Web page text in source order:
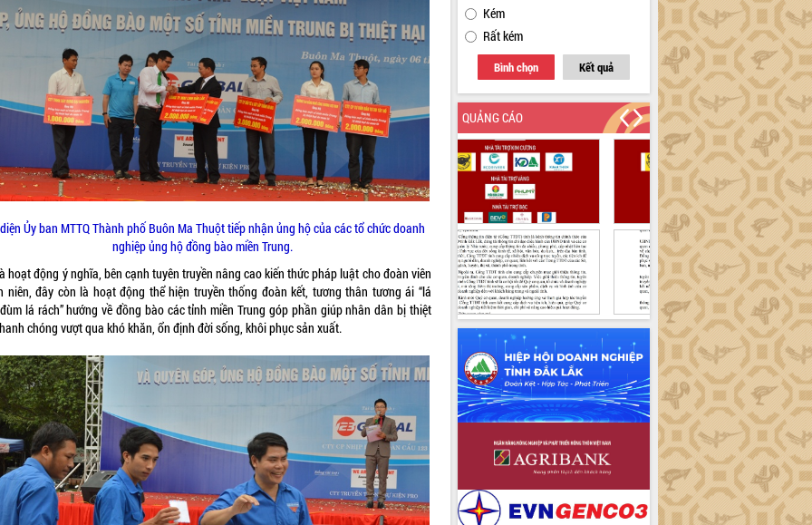
Ủy ban MTTQ Thành phố Buôn Ma Thuột tiếp nhận ủng hộ của các tổ chức doanh
nghiệp ủng hộ đồng bào miền Trung.
hoạt động ý nghĩa, bên cạnh tuyên truyền nâng cao kiến thức pháp luật cho đoàn viên
niên, đây còn là hoạt động thể hiện truyền thống đoàn kết, tương thân tương ái “lá
lá rách” hướng về đồng bào các tỉnh miền Trung góp phần giúp nhân dân bị thiệt
chóng vượt qua khó khăn, ổn định đời sống, khôi phục sản xuất.
Kém
Rất kém
Bình chọn Kết quả
QUẢNG CÁO